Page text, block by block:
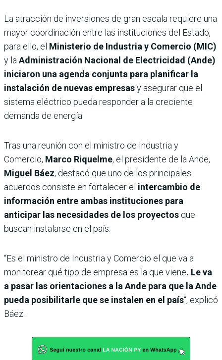
La atracción de inversiones de gran escala requiere una
mayor coordinación entre las instituciones del Estado,
para ello, el Ministerio de Industria y Comercio (MIC)
y la Administración Nacional de Electricidad (Ande)
iniciaron una agenda conjunta para planificar la
instalación de nuevas empresasy asegurar que el
sistema eléctrico pueda responder a la creciente
demanda de energía.
Tras una reunión con el ministro de Industria y
Comercio, Marco Riquelme, el presidente de la Ande,
Miguel Báez, destacó que uno de los principales
acuerdos consiste en fortalecer el intercambio de
información entre ambas instituciones para
anticipar las necesidades de los proyectos que
buscan instalarse en el país.
“Es el ministro de Industria y Comercio el que va a
monitorear qué tipo de empresa es la que viene. Le va
a pasar las orientaciones a la Ande para que la Ande
pueda posibilitarle que se instalen en el país“, explicó
Báez.